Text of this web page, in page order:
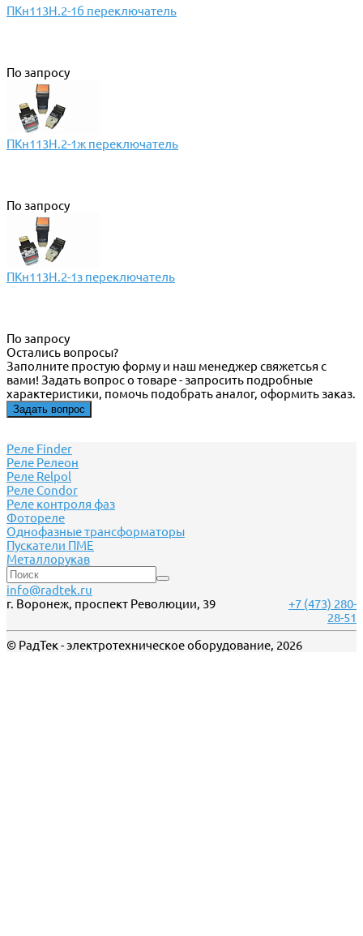
ПКн113Н.2-1б переключатель
По запросу
ПКн113Н.2-1ж переключатель
По запросу
ПКн113Н.2-1з переключатель
По запросу
Остались вопросы?
Заполните простую форму и наш менеджер свяжетсья с
вами! Задать вопрос о товаре - запросить подробные
характеристики, помочь подобрать аналог, оформить заказ.
Задать вопрос
Реле Finder
Реле Релеон
Реле Relpol
Реле Сondor
Реле контроля фаз
Фотореле
Однофазные трансформаторы
Пускатели ПМЕ
Металлорукав
info@radtek.ru
г. Воронеж, проспект Революции, 39
+7 (473) 280-
28-51
© РадТек - электротехническое оборудование, 2026